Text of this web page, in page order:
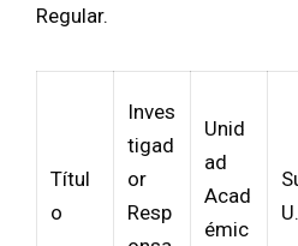
Regular.
Títul
o
Inves
tigad
or
Resp
Unid
ad
Acad
émic